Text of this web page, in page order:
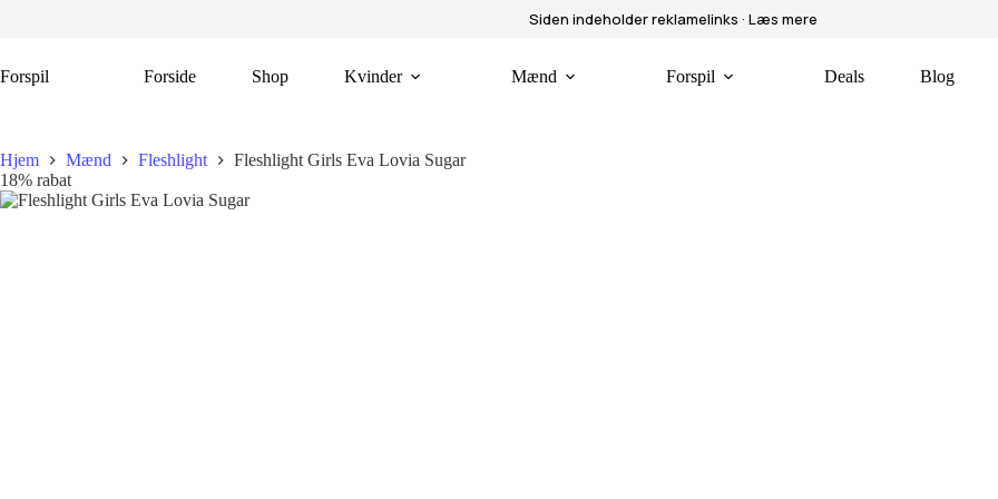
Siden indeholder reklamelinks · Læs mere
Forspil Forside Shop Kvinder Mænd Forspil Deals Blog
Hjem Mænd Fleshlight
Fleshlight Girls Eva Lovia Sugar
18% rabat